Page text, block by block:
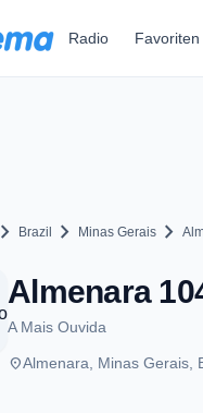
Radio Favoriten
chevron_right Brazil chevron_right Minas Gerais chevron_right
Almenara
A Mais Ouvida
placeAlmenara, Minas Gerais,